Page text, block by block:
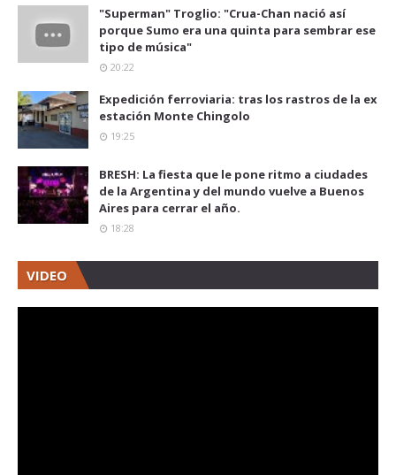
"Superman" Troglio: "Crua-Chan nació así
porque Sumo era una quinta para sembrar ese
tipo de música"
20:22
Expedición ferroviaria: tras los rastros de la ex
estación Monte Chingolo
19:25
BRESH: La fiesta que le pone ritmo a ciudades
de la Argentina y del mundo vuelve a Buenos
Aires para cerrar el año.
18:28
VIDEO